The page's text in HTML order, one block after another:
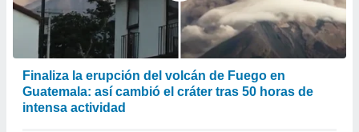
Finaliza la erupción del volcán de Fuego en
Guatemala: así cambió el cráter tras 50 horas de
intensa actividad